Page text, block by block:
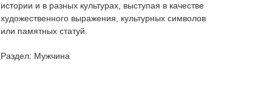
истории и в разных культурах, выступая в качестве
художественного выражения, культурных символов
или памятных статуй.
Раздел: Мужчина